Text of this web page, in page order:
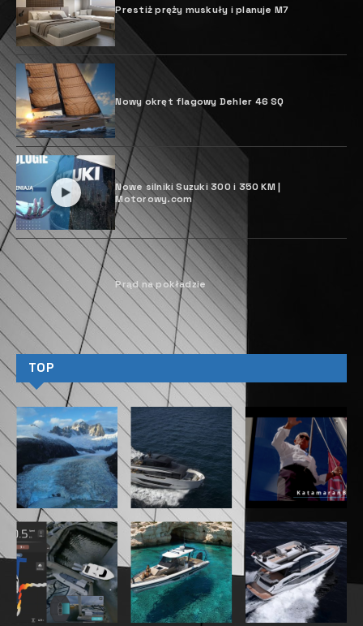
Prestiż pręży muskuły i planuje M7
Nowy okręt flagowy Dehler 46 SQ
Nowe silniki Suzuki 300 i 350 KM |
Motorowy.com
Prąd na pokładzie
TOP